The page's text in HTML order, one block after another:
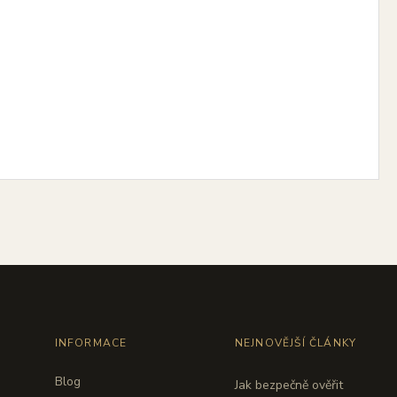
INFORMACE
Blog
NEJNOVĚJŠÍ ČLÁNKY
Jak bezpečně ověřit